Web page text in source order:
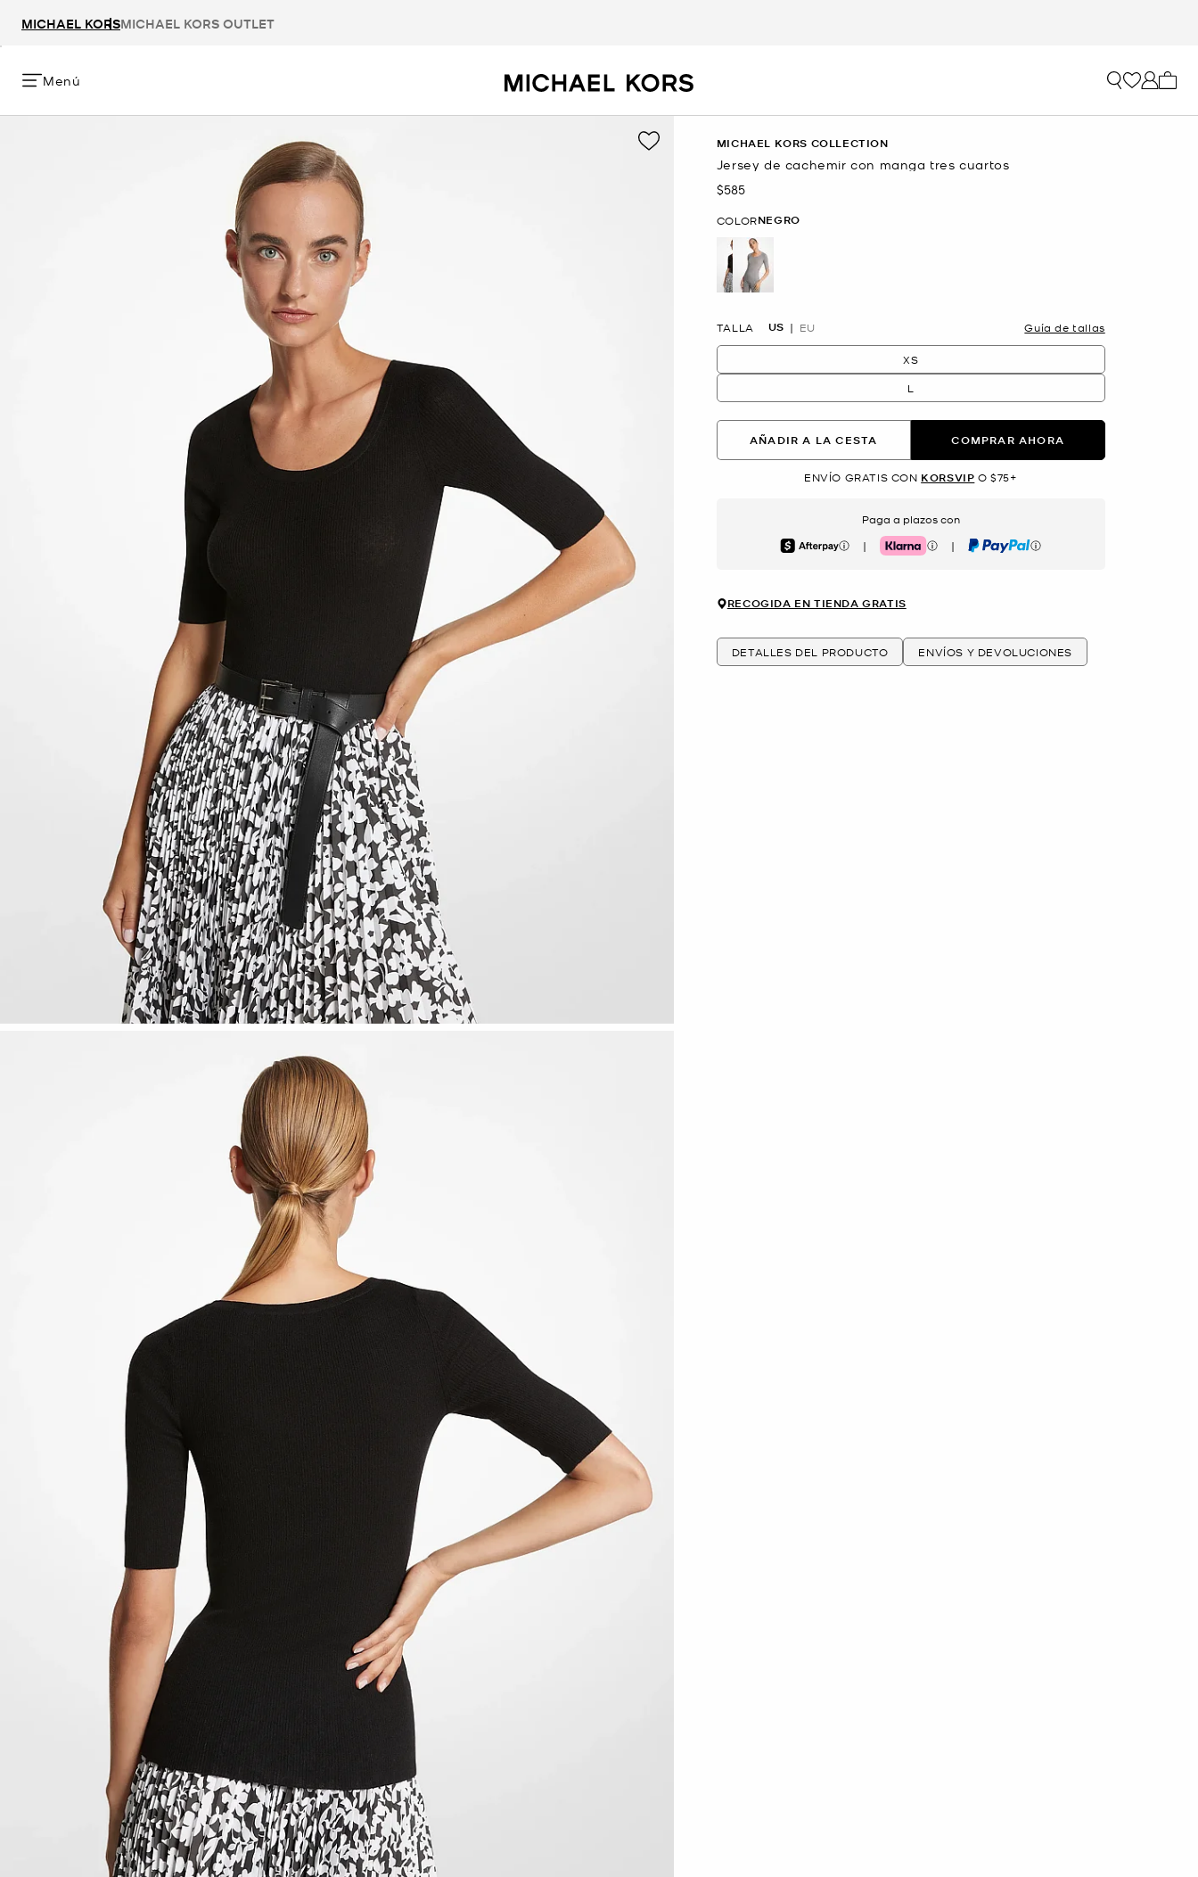
MICHAEL KORSMICHAEL KORS OUTLET
Menú
MICHAEL KORS COLLECTION
Jersey de cachemir con manga tres cuartos
Ahora
$585
COLORNEGRO
TALLA US EU Guía de tallas
XS
L
AÑADIR A LA CESTA COMPRAR AHORA
ENVÍO GRATIS CON KORSVIP O $75+
Paga a plazos con
Afterpay | Klarna | PayPal
RECOGIDA EN TIENDA GRATIS
DETALLES DEL PRODUCTO ENVÍOS Y DEVOLUCIONES